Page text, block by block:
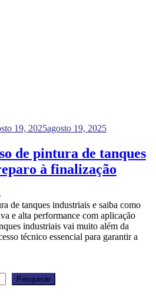
19, 2025agosto 19, 2025
de pintura de tanques
à finalização
de tanques industriais e saiba como
e alta performance com aplicação
industriais vai muito além da
técnico essencial para garantir a
Pesquisar